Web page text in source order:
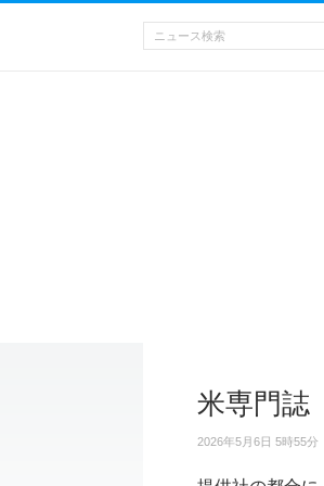
米専門誌
2026年5月6日 5時55分